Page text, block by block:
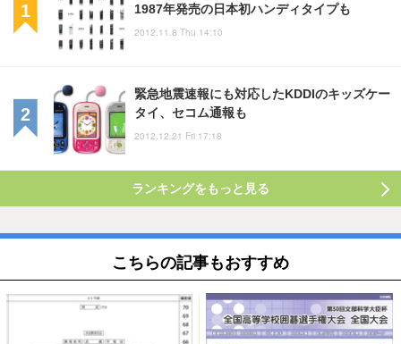
1987年発売の日本初ハンディタイプも
2012.11.8 Thu 14:10
緊急地震速報にも対応したKDDIのキッズケー
タイ、セコム通報も
2012.12.21 Fri 17:18
ランキングをもっと見る
こちらの記事もおすすめ